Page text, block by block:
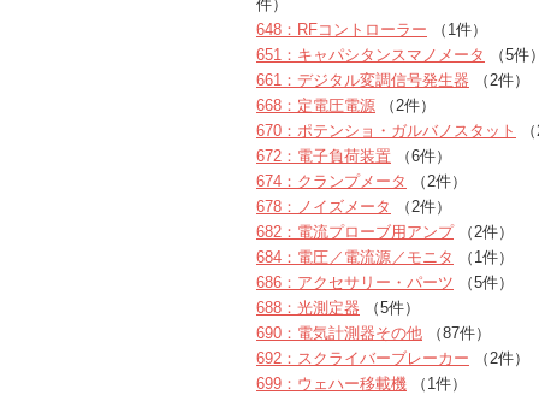
件）
648：RFコントローラー （1件）
651：キャパシタンスマノメータ
（5件
661：デジタル変調信号発生器 （2件）
668：定電圧電源 （2件）
670：ポテンショ・ガルバノスタット
672：電子負荷装置 （6件）
674：クランプメータ
（2件）
678：ノイズメータ
（2件）
682：電流プローブ用アンプ（2件）
684：電圧／電流源／モニタ
（1件）
686：アクセサリー・パーツ （5件）
688：光測定器 （5件）
690：電気計測器その他 （87件）
692：スクライバーブレーカー （2件）
699：ウェハー移載機 （1件）